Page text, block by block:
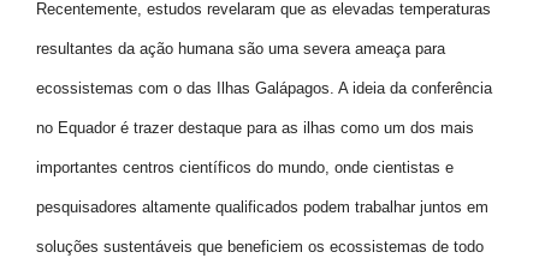
Recentemente, estudos revelaram que as elevadas temperaturas
resultantes da ação humana são uma severa ameaça para
ecossistemas com o das Ilhas Galápagos. A ideia da conferência
no Equador é trazer destaque para as ilhas como um dos mais
importantes centros científicos do mundo, onde cientistas e
pesquisadores altamente qualificados podem trabalhar juntos em
soluções sustentáveis que beneficiem os ecossistemas de todo